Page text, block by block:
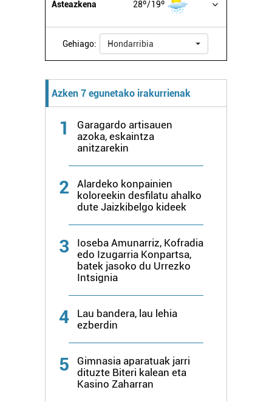
Asteazkena 28º 19º
Gehiago: Hondarribia
Azken 7 egunetako irakurrienak
1
Garagardo artisauen
azoka, eskaintza
anitzarekin
2
Alardeko konpainien
koloreekin desfilatu ahalko
dute Jaizkibelgo kideek
3
Ioseba Amunarriz, Kofradia
edo Izugarria Konpartsa,
batek jasoko du Urrezko
Intsignia
4
Lau bandera, lau lehia
ezberdin
5
Gimnasia aparatuak jarri
dituzte Biteri kalean eta
Kasino Zaharran